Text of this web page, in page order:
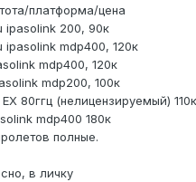
платформа/цена
ipasolink 200, 90к
ipasolink mdp400, 120к
mdp400, 120к
mdp200, 100к
80ггц (нелицензируемый) 110к
mdp400 180к
полные.
в личку